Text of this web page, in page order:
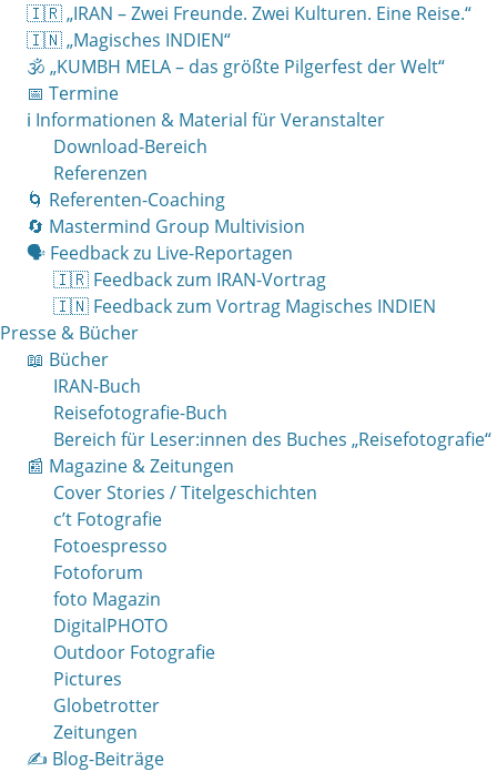
🇮🇷 „IRAN – Zwei Freunde. Zwei Kulturen. Eine Reise.“
🇮🇳 „Magisches INDIEN“
🕉 „KUMBH MELA – das größte Pilgerfest der Welt“
📅 Termine
ℹ️ Informationen & Material für Veranstalter
Download-Bereich
Referenzen
🌀 Referenten-Coaching
🔄 Mastermind Group Multivision
🗣 Feedback zu Live-Reportagen
🇮🇷 Feedback zum IRAN-Vortrag
🇮🇳 Feedback zum Vortrag Magisches INDIEN
Presse & Bücher
📖 Bücher
IRAN-Buch
Reisefotografie-Buch
Bereich für Leser:innen des Buches „Reisefotografie“
📰 Magazine & Zeitungen
Cover Stories / Titelgeschichten
c’t Fotografie
Fotoespresso
Fotoforum
foto Magazin
DigitalPHOTO
Outdoor Fotografie
Pictures
Globetrotter
Zeitungen
✍️ Blog-Beiträge